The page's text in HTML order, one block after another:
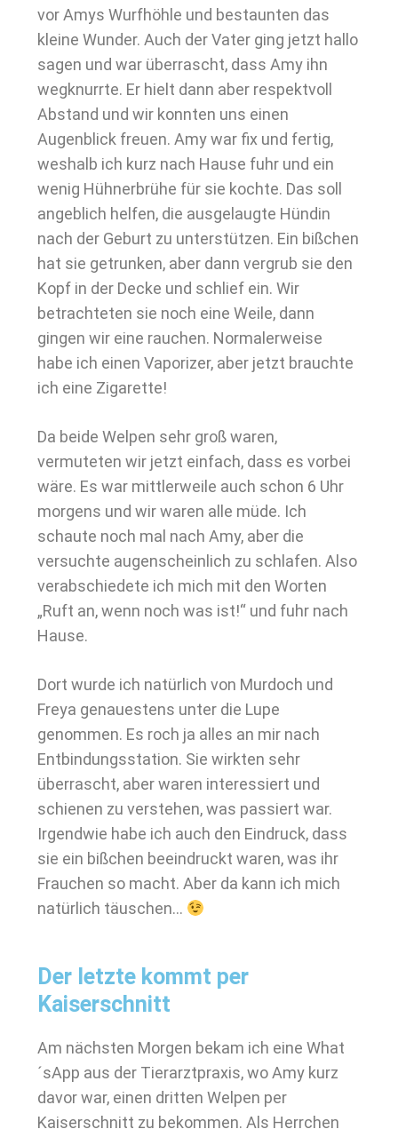
vor Amys Wurfhöhle und bestaunten das
kleine Wunder. Auch der Vater ging jetzt hallo
sagen und war überrascht, dass Amy ihn
wegknurrte. Er hielt dann aber respektvoll
Abstand und wir konnten uns einen
Augenblick freuen. Amy war fix und fertig,
weshalb ich kurz nach Hause fuhr und ein
wenig Hühnerbrühe für sie kochte. Das soll
angeblich helfen, die ausgelaugte Hündin
nach der Geburt zu unterstützen. Ein bißchen
hat sie getrunken, aber dann vergrub sie den
Kopf in der Decke und schlief ein. Wir
betrachteten sie noch eine Weile, dann
gingen wir eine rauchen. Normalerweise
habe ich einen Vaporizer, aber jetzt brauchte
ich eine Zigarette!
Da beide Welpen sehr groß waren,
vermuteten wir jetzt einfach, dass es vorbei
wäre. Es war mittlerweile auch schon 6 Uhr
morgens und wir waren alle müde. Ich
schaute noch mal nach Amy, aber die
versuchte augenscheinlich zu schlafen. Also
verabschiedete ich mich mit den Worten
„Ruft an, wenn noch was ist!“ und fuhr nach
Hause.
Dort wurde ich natürlich von Murdoch und
Freya genauestens unter die Lupe
genommen. Es roch ja alles an mir nach
Entbindungsstation. Sie wirkten sehr
überrascht, aber waren interessiert und
schienen zu verstehen, was passiert war.
Irgendwie habe ich auch den Eindruck, dass
sie ein bißchen beeindruckt waren, was ihr
Frauchen so macht. Aber da kann ich mich
natürlich täuschen…
Der letzte kommt per
Kaiserschnitt
Am nächsten Morgen bekam ich eine What
´sApp aus der Tierarztpraxis, wo Amy kurz
davor war, einen dritten Welpen per
Kaiserschnitt zu bekommen. Als Herrchen